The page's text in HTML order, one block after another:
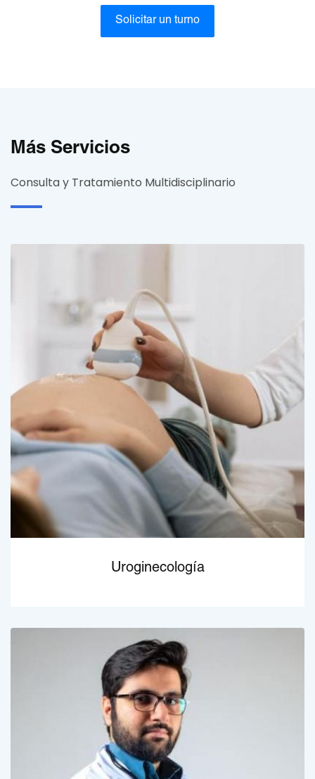
Solicitar un turno
Más Servicios
Consulta y Tratamiento Multidisciplinario
Uroginecología